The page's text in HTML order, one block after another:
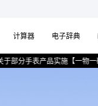
计算器 电子辞典
表产品实施【一物一码】管